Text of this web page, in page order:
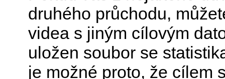
druhého průchodu,
videa s jiným cílovým
uložen soubor se
je možné proto, že cílem